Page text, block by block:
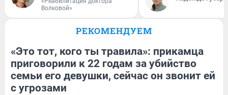
Волковой»
РЕКОМЕНДУЕМ
«Это тот, кого ты травила»: прикамца
приговорили к 22 годам за убийство
семьи его девушки, сейчас он звонит ей
с угрозами